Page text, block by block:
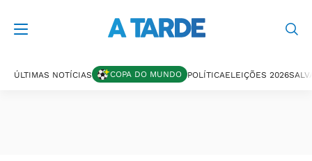
ÚLTIMAS NOTÍCIAS COPA DO MUNDO POLÍTICAELEIÇÕES 2026